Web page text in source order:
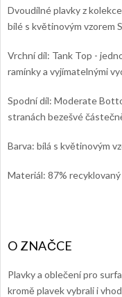
Dvoudílné plavky z
bílé s květinovým vzorem
Vrchní díl: Tank Top -
ramínky a vyjímatelnými
Spodní díl: Moderate
stranách bezešvé
Barva: bílá s květinovým
Materiál: 87%
Plavky a oblečení pro
kromě plavek vybrali i